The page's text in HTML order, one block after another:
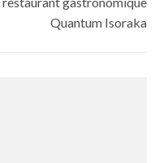
Quantum Isoraka